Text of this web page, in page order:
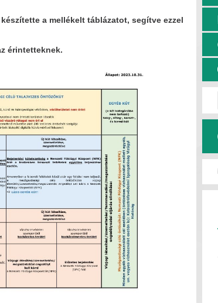
a mellékelt táblázatot, segítve ezzel
érintetteknek.